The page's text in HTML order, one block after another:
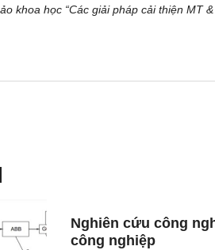
khoa học “Các giải pháp cải thiện MT
Nghiên cứu công
công nghiệp